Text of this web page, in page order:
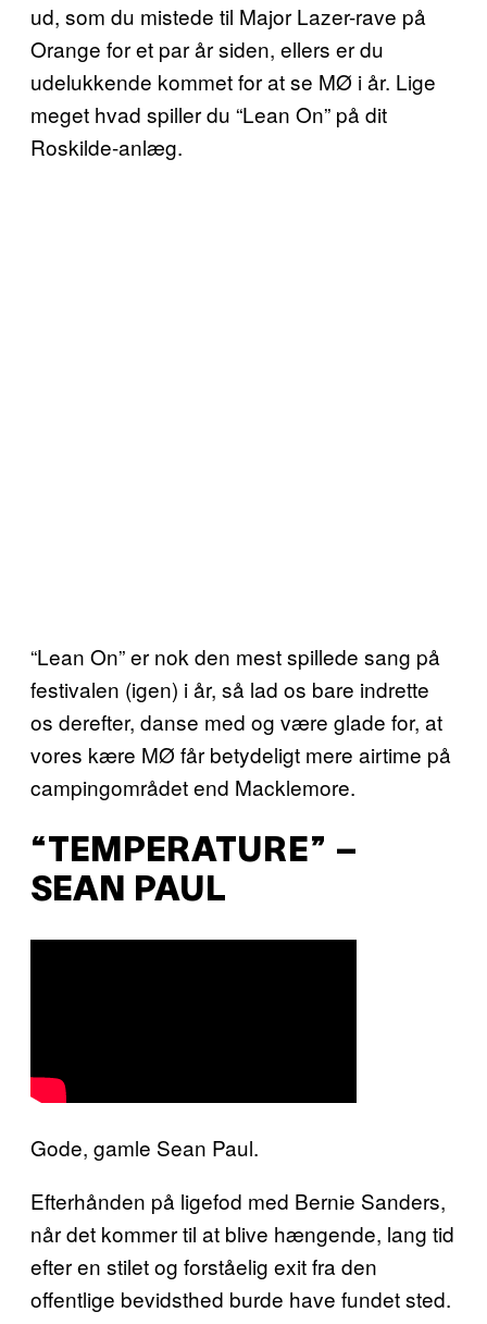
ud, som du mistede til Major Lazer-rave på
Orange for et par år siden, ellers er du
udelukkende kommet for at se MØ i år. Lige
meget hvad spiller du “Lean On” på dit
Roskilde-anlæg.
“Lean On” er nok den mest spillede sang på
festivalen (igen) i år, så lad os bare indrette
os derefter, danse med og være glade for, at
vores kære MØ får betydeligt mere airtime på
campingområdet end Macklemore.
“TEMPERATURE” –
SEAN PAUL
Gode, gamle Sean Paul.
Efterhånden på ligefod med Bernie Sanders,
når det kommer til at blive hængende, lang tid
efter en stilet og forståelig exit fra den
offentlige bevidsthed burde have fundet sted.